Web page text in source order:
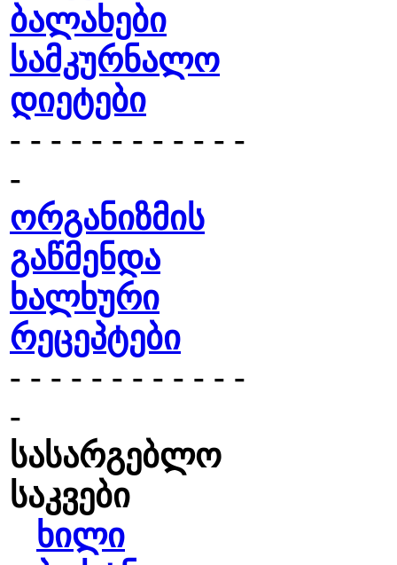
ბალახები
სამკურნალო
დიეტები
- - - - - - - - - - - -
-
ორგანიზმის
გაწმენდა
ხალხური
რეცეპტები
- - - - - - - - - - - -
-
სასარგებლო
საკვები
ხილი